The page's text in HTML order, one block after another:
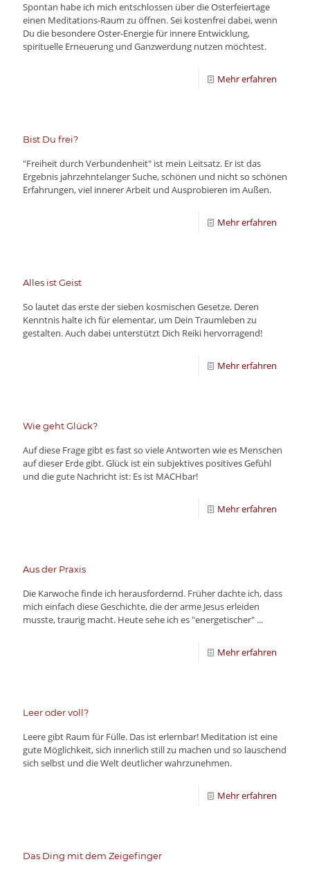
Spontan habe ich mich entschlossen über die Osterfeiertage
einen Meditations-Raum zu öffnen. Sei kostenfrei dabei, wenn
Du die besondere Oster-Energie für innere Entwicklung,
spirituelle Erneuerung und Ganzwerdung nutzen möchtest.
Mehr erfahren
Bist Du frei?
"Freiheit durch Verbundenheit" ist mein Leitsatz. Er ist das
Ergebnis jahrzehntelanger Suche, schönen und nicht so schönen
Erfahrungen, viel innerer Arbeit und Ausprobieren im Außen.
Mehr erfahren
Alles ist Geist
So lautet das erste der sieben kosmischen Gesetze. Deren
Kenntnis halte ich für elementar, um Dein Traumleben zu
gestalten. Auch dabei unterstützt Dich Reiki hervorragend!
Mehr erfahren
Wie geht Glück?
Auf diese Frage gibt es fast so viele Antworten wie es Menschen
auf dieser Erde gibt. Glück ist ein subjektives positives Gefühl
und die gute Nachricht ist: Es ist MACHbar!
Mehr erfahren
Aus der Praxis
Die Karwoche finde ich herausfordernd. Früher dachte ich, dass
mich einfach diese Geschichte, die der arme Jesus erleiden
musste, traurig macht. Heute sehe ich es "energetischer" ...
Mehr erfahren
Leer oder voll?
Leere gibt Raum für Fülle. Das ist erlernbar! Meditation ist eine
gute Möglichkeit, sich innerlich still zu machen und so lauschend
sich selbst und die Welt deutlicher wahrzunehmen.
Mehr erfahren
Das Ding mit dem Zeigefinger